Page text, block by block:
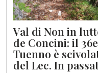
Val di Non in
de Concini: il
Tuenno è
del Lec. In